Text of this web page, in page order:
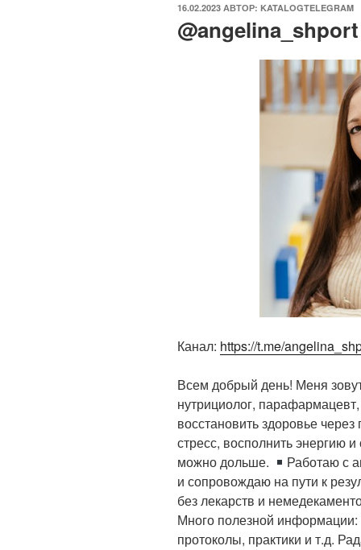
ОПУБЛИКОВАНО
16.02.2023 АВТОР: KATALOGTELEGRAM
@angelina_shport
Канал: https://t.me/
Всем добрый день! Меня
нутрициолог,
восстановить здоровье
стресс, восполнить энергию
можно дольше.
Работаю с
и сопровождаю на пути к
без лекарств и
Много полезной информации:
протоколы, практики и т.д.